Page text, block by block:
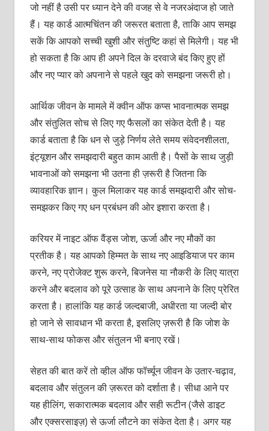
जो नहीं है उसी पर ध्यान देने की वजह से वे नजरअंदाज हो जाते
हैं। यह कार्ड आत्मचिंतन की जरूरत बताता है, ताकि आप समझ
सकें कि आपको सच्ची खुशी और संतुष्टि कहां से मिलेगी। यह भी
हो सकता है कि आप ही अपने दिल के दरवाजे बंद किए हुए हों
और नए प्यार को अपनाने से पहले खुद को समझना जरूरी हो।
आर्थिक जीवन के मामले में क्वीन ऑफ कप्स भावनात्मक समझ
और संतुलित सोच से लिए गए फैसलों का संकेत देती है। यह
कार्ड बताता है कि धन से जुड़े निर्णय लेते समय संवेदनशीलता,
इंट्यूशन और समझदारी बहुत काम आती है। पैसों के साथ जुड़ी
भावनाओं को समझना भी उतना ही ज़रूरी है जितना कि
व्यावहारिक ज्ञान। कुल मिलाकर यह कार्ड समझदारी और सोच-
समझकर किए गए धन प्रबंधन की ओर इशारा करता है।
करियर में नाइट ऑफ वैंड्स जोश, ऊर्जा और नए मौकों का
प्रतीक है। यह आपको हिम्मत के साथ नए आइडियाज पर काम
करने, नए प्रोजेक्ट शुरू करने, बिजनेस या नौकरी के लिए यात्रा
करने और बदलाव को पूरे उत्साह के साथ अपनाने के लिए प्रेरित
करता है। हालांकि यह कार्ड जल्दबाजी, अधीरता या जल्दी बोर
हो जाने से सावधान भी करता है, इसलिए ज़रूरी है कि जोश के
साथ-साथ फोकस और संतुलन भी बनाए रखें।
सेहत की बात करें तो व्हील ऑफ फॉर्च्यून जीवन के उतार-चढ़ाव,
बदलाव और संतुलन की ज़रूरत को दर्शाता है। सीधा आने पर
यह हीलिंग, सकारात्मक बदलाव और सही रूटीन (जैसे डाइट
और एक्सरसाइज़) से ऊर्जा लौटने का संकेत देता है। अगर यह